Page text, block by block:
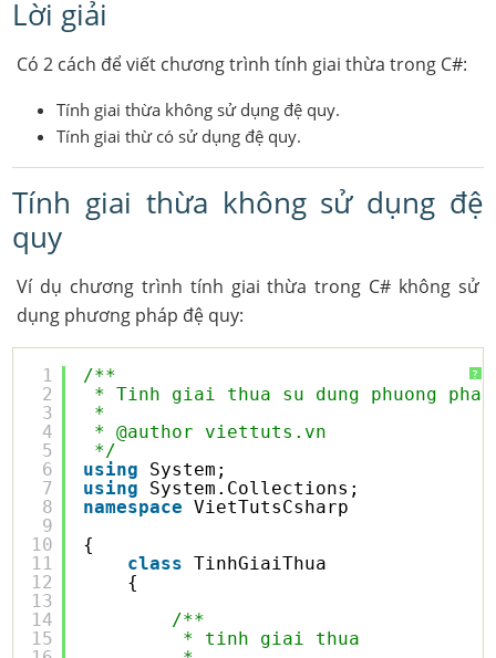
Lời giải
Có 2 cách để viết chương trình tính giai thừa trong C#:
Tính giai thừa không sử dụng đệ quy.
Tính giai thừ có sử dụng đệ quy.
Tính giai thừa không sử dụng đệ
quy
Ví dụ chương trình tính giai thừa trong C# không sử
dụng phương pháp đệ quy:
?
1
2
3
4
5
6
7
8
9
10
11
12
13
14
15
/**
* Tinh giai thua su dung phuong
*
* @author viettuts.vn
*/
using
System;
using
System.Collections;
namespace
VietTutsCsharp
{
class
TinhGiaiThua
{
/**
* tinh giai thua